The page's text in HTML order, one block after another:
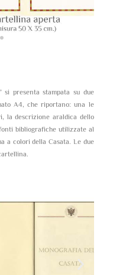
si presenta stampata su due
A4, che riportano: una le
la descrizione araldica dello
bibliografiche utilizzate al
a colori della Casata. Le due